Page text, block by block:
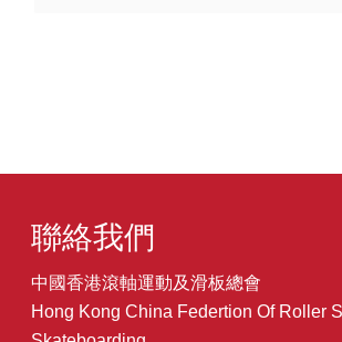
聯絡我們
中國香港滾軸運動及滑板總會
Hong Kong China Federtion Of Roller